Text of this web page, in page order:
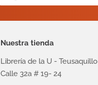
Nuestra tienda
Librería de la U - Teusaquillo
Calle 32a # 19- 24